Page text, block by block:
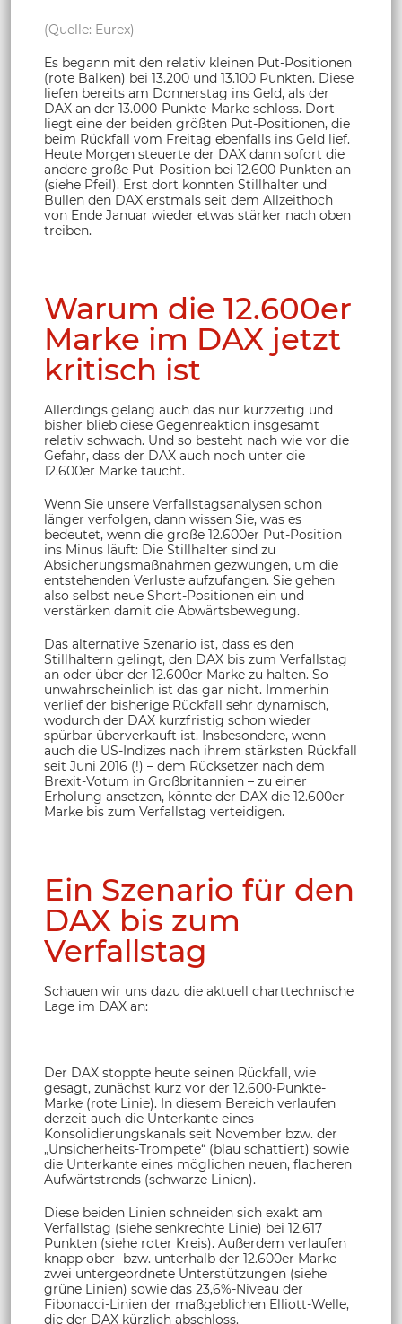
(Quelle: Eurex)
Es begann mit den relativ kleinen Put-Positionen
(rote Balken) bei 13.200 und 13.100 Punkten. Diese
liefen bereits am Donnerstag ins Geld, als der
DAX an der 13.000-Punkte-Marke schloss. Dort
liegt eine der beiden größten Put-Positionen, die
beim Rückfall vom Freitag ebenfalls ins Geld lief.
Heute Morgen steuerte der DAX dann sofort die
andere große Put-Position bei 12.600 Punkten an
(siehe Pfeil). Erst dort konnten Stillhalter und
Bullen den DAX erstmals seit dem Allzeithoch
von Ende Januar wieder etwas stärker nach oben
treiben.
Warum die 12.600er
Marke im DAX jetzt
kritisch ist
Allerdings gelang auch das nur kurzzeitig und
bisher blieb diese Gegenreaktion insgesamt
relativ schwach. Und so besteht nach wie vor die
Gefahr, dass der DAX auch noch unter die
12.600er Marke taucht.
Wenn Sie unsere Verfallstagsanalysen schon
länger verfolgen, dann wissen Sie, was es
bedeutet, wenn die große 12.600er Put-Position
ins Minus läuft: Die Stillhalter sind zu
Absicherungsmaßnahmen gezwungen, um die
entstehenden Verluste aufzufangen. Sie gehen
also selbst neue Short-Positionen ein und
verstärken damit die Abwärtsbewegung.
Das alternative Szenario ist, dass es den
Stillhaltern gelingt, den DAX bis zum Verfallstag
an oder über der 12.600er Marke zu halten. So
unwahrscheinlich ist das gar nicht. Immerhin
verlief der bisherige Rückfall sehr dynamisch,
wodurch der DAX kurzfristig schon wieder
spürbar überverkauft ist. Insbesondere, wenn
auch die US-Indizes nach ihrem stärksten Rückfall
seit Juni 2016 (!) – dem Rücksetzer nach dem
Brexit-Votum in Großbritannien – zu einer
Erholung ansetzen, könnte der DAX die 12.600er
Marke bis zum Verfallstag verteidigen.
Ein Szenario für den
DAX bis zum
Verfallstag
Schauen wir uns dazu die aktuell charttechnische
Lage im DAX an:
Der DAX stoppte heute seinen Rückfall, wie
gesagt, zunächst kurz vor der 12.600-Punkte-
Marke (rote Linie). In diesem Bereich verlaufen
derzeit auch die Unterkante eines
Konsolidierungskanals seit November bzw. der
„Unsicherheits-Trompete“ (blau schattiert) sowie
die Unterkante eines möglichen neuen, flacheren
Aufwärtstrends (schwarze Linien).
Diese beiden Linien schneiden sich exakt am
Verfallstag (siehe senkrechte Linie) bei 12.617
Punkten (siehe roter Kreis). Außerdem verlaufen
knapp ober- bzw. unterhalb der 12.600er Marke
zwei untergeordnete Unterstützungen (siehe
grüne Linien) sowie das 23,6%-Niveau der
Fibonacci-Linien der maßgeblichen Elliott-Welle,
die der DAX kürzlich abschloss.